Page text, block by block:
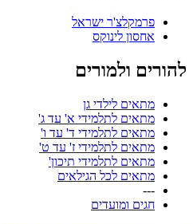
פרמקלצ'ר ישראל
אחסון לינוקס
להורים ולמורים
מתאים לילדי גן
מתאים לתלמידי א' עד ג'
מתאים לתלמידי ד' עד ו'
מתאים לתלמידי ז' עד ט'
מתאים לתלמידי תיכון'
מתאים לכל הגילאים
---
חגים ומועדים